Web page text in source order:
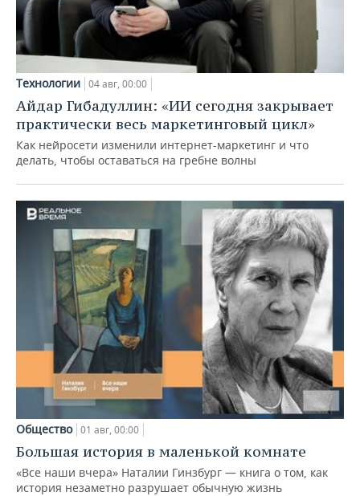
Технологии 04 авг, 00:00
Айдар Гибадуллин: «ИИ сегодня закрывает
практически весь маркетинговый цикл»
Как нейросети изменили интернет-маркетинг и что
делать, чтобы оставаться на гребне волны
Общество 01 авг, 00:00
Большая история в маленькой комнате
«Все наши вчера» Наталии Гинзбург — книга о том, как
история незаметно разрушает обычную жизнь